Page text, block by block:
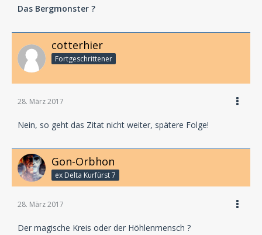
Das Bergmonster ?
cotterhier
Fortgeschrittener
28. März 2017
Nein, so geht das Zitat nicht weiter, spätere Folge!
Gon-Orbhon
ex Delta Kurfürst 7
28. März 2017
Der magische Kreis oder der Höhlenmensch ?